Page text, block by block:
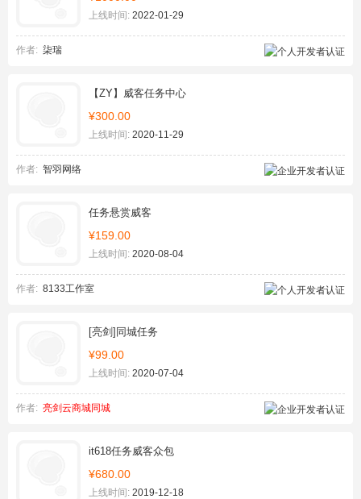
上线时间: 2022-01-29
作者: 柒瑞
【ZY】威客任务中心
¥300.00
上线时间: 2020-11-29
作者: 智羽网络
任务悬赏威客
¥159.00
上线时间: 2020-08-04
作者: 8133工作室
[亮剑]同城任务
¥99.00
上线时间: 2020-07-04
作者: 亮剑云商城同城
it618任务威客众包
¥680.00
上线时间: 2019-12-18